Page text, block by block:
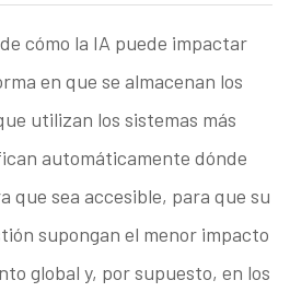
cómo la IA puede impactar
en que se almacenan los
utilizan los sistemas más
automáticamente dónde
que sea accesible, para que su
supongan el menor impacto
global y, por supuesto, en los